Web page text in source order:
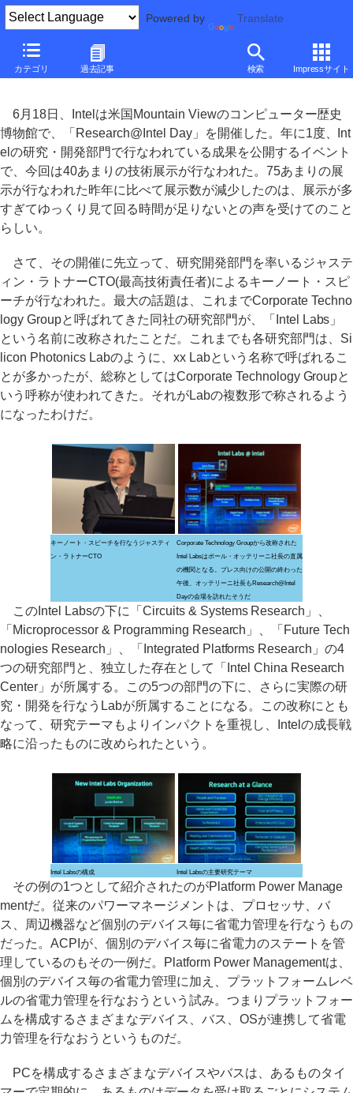
Powered by Translate
カテゴリ 過去記事 検索 Impressサイト
元麻布春男の週刊PCホットライン■
Intelの研究開発部門改編と、その成果
6月18日、Intelは米国Mountain Viewのコンピューター歴史
博物館で、「Research@Intel Day」を開催した。年に1度、Int
elの研究・開発部門で行なわれている成果を公開するイベント
で、今回は40あまりの技術展示が行なわれた。75あまりの展
示が行なわれた昨年に比べて展示数が減少したのは、展示が多
すぎてゆっくり見て回る時間が足りないとの声を受けてのこと
らしい。
さて、その開催に先立って、研究開発部門を率いるジャステ
ィン・ラトナーCTO(最高技術責任者)によるキーノート・スピ
ーチが行なわれた。最大の話題は、これまでCorporate Techno
logy Groupと呼ばれてきた同社の研究部門が、「Intel Labs」
という名前に改称されたことだ。これまでも各研究部門は、Si
licon Photonics Labのように、xx Labという名称で呼ばれるこ
とが多かったが、総称としてはCorporate Technology Groupと
いう呼称が使われてきた。それがLabの複数形で称されるよう
になったわけだ。
キーノート・スピーチを行なうジャスティ
ン・ラトナーCTO
Corporate Technology Groupから改称された
Intel Labsはポール・オッテリーニ社長の直属
の機関となる。プレス向けの公開の終わった
午後、オッテリーニ社長もResearch@Intel
Dayの会場を訪れたそうだ
このIntel Labsの下に「Circuits & Systems Research」、
「Microprocessor & Programming Research」、「Future Tech
nologies Research」、「Integrated Platforms Research」の4
つの研究部門と、独立した存在として「Intel China Research
Center」が所属する。この5つの部門の下に、さらに実際の研
究・開発を行なうLabが所属することになる。この改称にとも
なって、研究テーマもよりインパクトを重視し、Intelの成長戦
略に沿ったものに改められたという。
Intel Labsの構成 Intel Labsの主要研究テーマ
その例の1つとして紹介されたのがPlatform Power Manage
mentだ。従来のパワーマネージメントは、プロセッサ、バ
ス、周辺機器など個別のデバイス毎に省電力管理を行なうもの
だった。ACPIが、個別のデバイス毎に省電力のステートを管
理しているのもその一例だ。Platform Power Managementは、
個別のデバイス毎の省電力管理に加え、プラットフォームレベ
ルの省電力管理を行なおうという試み。つまりプラットフォー
ムを構成するさまざまなデバイス、バス、OSが連携して省電
力管理を行なおうというものだ。
PCを構成するさまざまなデバイスやバスは、あるものタイ